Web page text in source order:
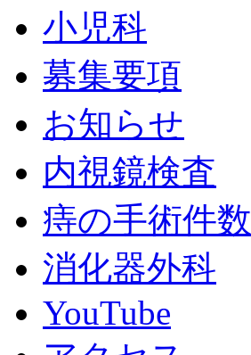
小児科
募集要項
お知らせ
内視鏡検査
痔の手術件数
消化器外科
YouTube